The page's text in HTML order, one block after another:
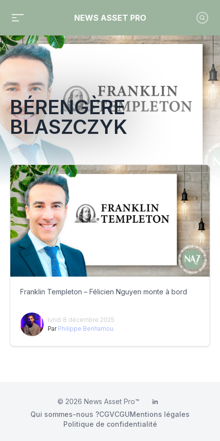
NEWS ASSET PRO
Toute l'actualité sur le tag "Bérengère Blaszczyk"
BÉRENGÈRE
BLASZCZYK
Franklin Templeton – Félicien Nguyen monte à bord
lundi 8 décembre 2025
Par Philippe Benhamou
© 2026 News Asset Pro™ LinkedIn
Qui sommes-nous ?CGVCGUMentions légales
Politique de confidentialité